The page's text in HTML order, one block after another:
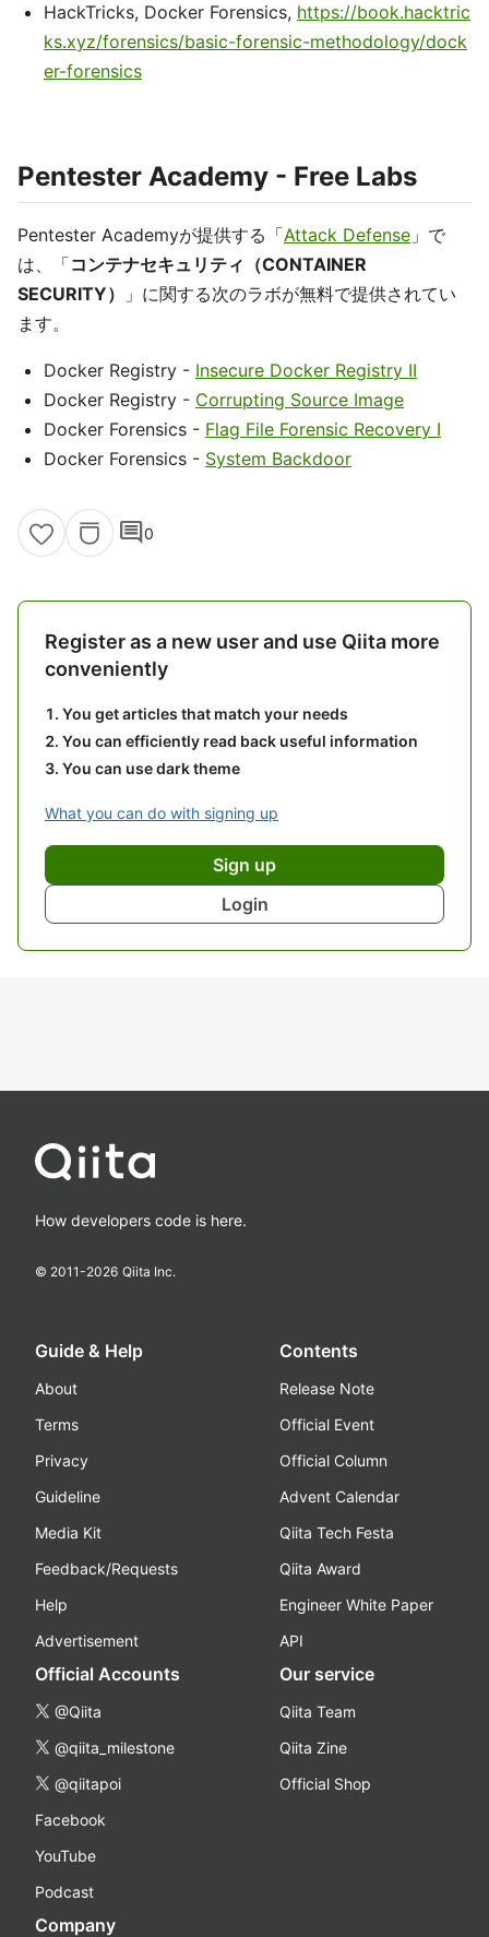
HackTricks, Docker Forensics, https://book.hacktric
ks.xyz/forensics/basic-forensic-methodology/dock
er-forensics
Pentester Academy - Free Labs
Pentester Academyが提供する「Attack Defense 」で
は、「コンテナセキュリティ（CONTAINER
SECURITY）
」に関する次のラボが無料で提供されてい
ます。
Docker Registry - Insecure Docker Registry II
Docker Registry - Corrupting Source Image
Docker Forensics - Flag File Forensic Recovery I
Docker Forensics - System Backdoor
comment0
Register as a new user and use Qiita more
conveniently
You get articles that match your needs
You can efficiently read back useful information
You can use dark theme
What you can do with signing up
Sign up
Login
How developers code is here.
© 2011-2026 Qiita Inc.
Guide & Help
About
Terms
Privacy
Guideline
Media Kit
Feedback/Requests
Help
Advertisement
Contents
Release Note
Official Event
Official Column
Advent Calendar
Qiita Tech Festa
Qiita Award
Engineer White Paper
API
Official Accounts
@Qiita
@qiita_milestone
@qiitapoi
Facebook
YouTube
Podcast
Our service
Qiita Team
Qiita Zine
Official Shop
Company